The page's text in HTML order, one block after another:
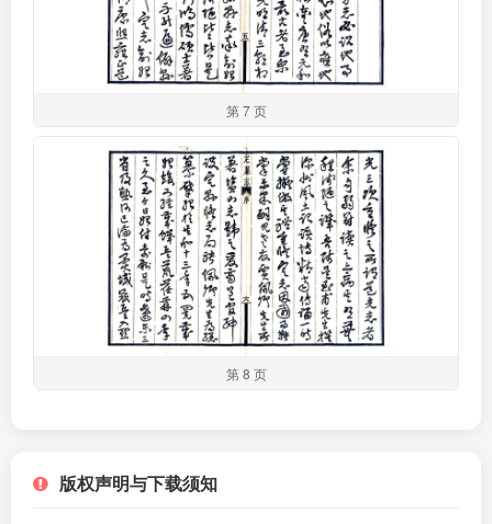
第 7 页
第 8 页
版权声明与下载须知